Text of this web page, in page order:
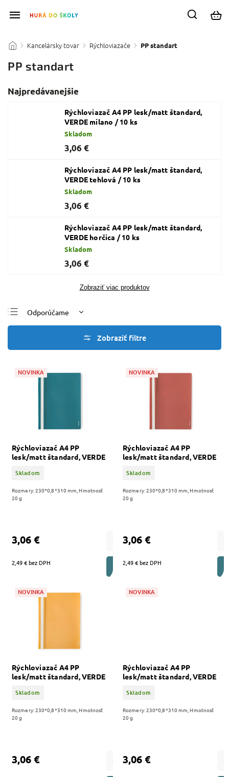
/ Kancelársky tovar / Rýchloviazače / PP standart
PP standart
Najpredávanejšie
Rýchloviazač A4 PP lesk/matt štandard,
VERDE milano / 10 ks
Skladom
3,06 €
Rýchloviazač A4 PP lesk/matt štandard,
VERDE tehlová / 10 ks
Skladom
3,06 €
Rýchloviazač A4 PP lesk/matt štandard,
VERDE horčica / 10 ks
Skladom
3,06 €
Zobraziť viac produktov
Odporúčame
Najlacnejšie
Abecedne
NOVINKA
Rýchloviazač A4 PP
lesk/matt štandard, VERDE
Skladom
2,49 € bez DPH
3,06 €
DO KOŠÍKA
Rozmery: 230*0,8*310 mm, Hmotnosť
20 g
NOVINKA
Rýchloviazač A4 PP
lesk/matt štandard, VERDE
Skladom
2,49 € bez DPH
3,06 €
Rozmery: 230*0,8*310 mm, Hmotnosť
20 g
NOVINKA
Rýchloviazač A4 PP
lesk/matt štandard, VERDE
Skladom
3,06 €
Rozmery: 230*0,8*310 mm, Hmotnosť
20 g
NOVINKA
Rýchloviazač A4 PP
lesk/matt štandard, VERDE
Skladom
3,06 €
Rozmery: 230*0,8*310 mm, Hmotnosť
20 g